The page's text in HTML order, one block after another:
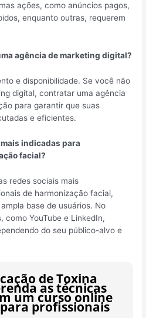
ações, como anúncios pagos,
enquanto outras, requerem
agência de marketing digital?
e disponibilidade. Se você não
digital, contratar uma agência
para garantir que suas
e eficientes.
indicadas para
facial?
redes sociais mais
de harmonização facial,
base de usuários. No
YouTube e LinkedIn,
do seu público-alvo e
de Toxina
as técnicas
um curso online
profissionais